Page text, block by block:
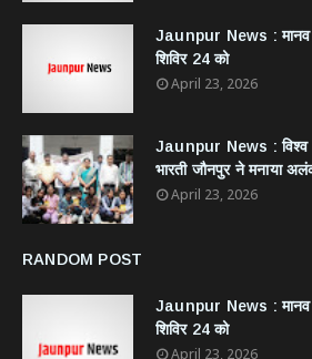
Jaunpur News : ​मानव
शिविर 24 को
April 23, 2026
Jaunpur News : विश्व
भारती जौनपुर ने मनाया
April 23, 2026
RANDOM POST
Jaunpur News : ​मानव
शिविर 24 को
April 23, 2026